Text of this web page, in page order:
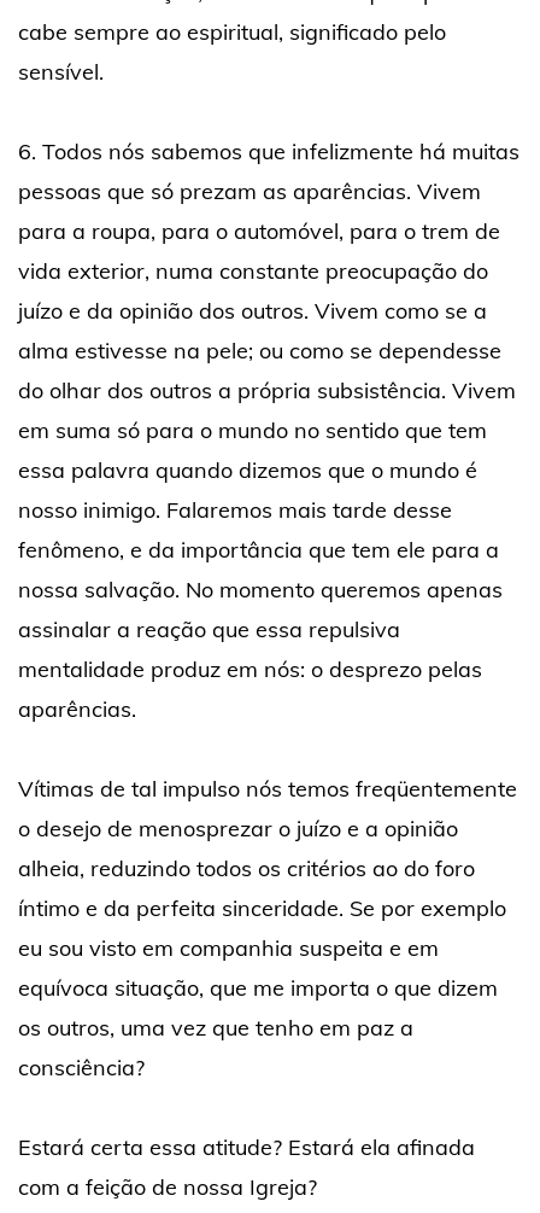
cabe sempre ao espiritual, significado pelo
sensível.
6. Todos nós sabemos que infelizmente há muitas
pessoas que só prezam as aparências. Vivem
para a roupa, para o automóvel, para o trem de
vida exterior, numa constante preocupação do
juízo e da opinião dos outros. Vivem como se a
alma estivesse na pele; ou como se dependesse
do olhar dos outros a própria subsistência. Vivem
em suma só para o mundo no sentido que tem
essa palavra quando dizemos que o mundo é
nosso inimigo. Falaremos mais tarde desse
fenômeno, e da importância que tem ele para a
nossa salvação. No momento queremos apenas
assinalar a reação que essa repulsiva
mentalidade produz em nós: o desprezo pelas
aparências.
Vítimas de tal impulso nós temos freqüentemente
o desejo de menosprezar o juízo e a opinião
alheia, reduzindo todos os critérios ao do foro
íntimo e da perfeita sinceridade. Se por exemplo
eu sou visto em companhia suspeita e em
equívoca situação, que me importa o que dizem
os outros, uma vez que tenho em paz a
consciência?
Estará certa essa atitude? Estará ela afinada
com a feição de nossa Igreja?